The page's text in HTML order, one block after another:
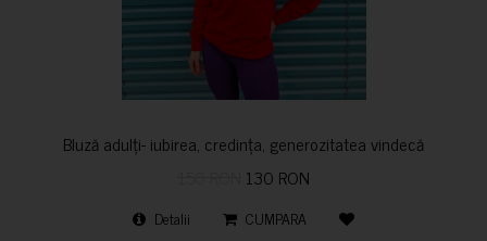
Bluză adulți- iubirea, credința, generozitatea vindecă
130 RON
Detalii CUMPARA